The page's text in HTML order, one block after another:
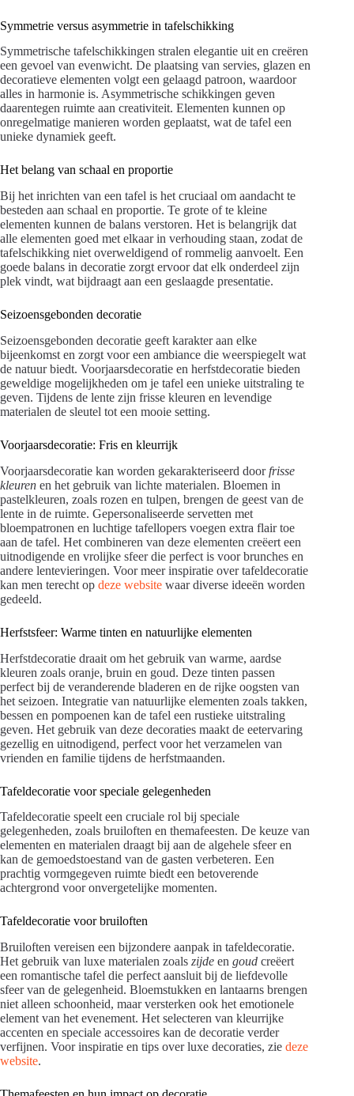
Symmetrie versus asymmetrie in tafelschikking
Symmetrische tafelschikkingen stralen elegantie uit en creëren
een gevoel van evenwicht. De plaatsing van servies, glazen en
decoratieve elementen volgt een gelaagd patroon, waardoor
alles in harmonie is. Asymmetrische schikkingen geven
daarentegen ruimte aan creativiteit. Elementen kunnen op
onregelmatige manieren worden geplaatst, wat de tafel een
unieke dynamiek geeft.
Het belang van schaal en proportie
Bij het inrichten van een tafel is het cruciaal om aandacht te
besteden aan schaal en proportie. Te grote of te kleine
elementen kunnen de balans verstoren. Het is belangrijk dat
alle elementen goed met elkaar in verhouding staan, zodat de
tafelschikking niet overweldigend of rommelig aanvoelt. Een
goede balans in decoratie zorgt ervoor dat elk onderdeel zijn
plek vindt, wat bijdraagt aan een geslaagde presentatie.
Seizoensgebonden decoratie
Seizoensgebonden decoratie geeft karakter aan elke
bijeenkomst en zorgt voor een ambiance die weerspiegelt wat
de natuur biedt. Voorjaarsdecoratie en herfstdecoratie bieden
geweldige mogelijkheden om je tafel een unieke uitstraling te
geven. Tijdens de lente zijn frisse kleuren en levendige
materialen de sleutel tot een mooie setting.
Voorjaarsdecoratie: Fris en kleurrijk
Voorjaarsdecoratie kan worden gekarakteriseerd doorfrisse
kleuren en het gebruik van lichte materialen. Bloemen in
pastelkleuren, zoals rozen en tulpen, brengen de geest van de
lente in de ruimte. Gepersonaliseerde servetten met
bloempatronen en luchtige tafellopers voegen extra flair toe
aan de tafel. Het combineren van deze elementen creëert een
uitnodigende en vrolijke sfeer die perfect is voor brunches en
andere lentevieringen. Voor meer inspiratie over tafeldecoratie
kan men terecht op deze website waar diverse ideeën worden
gedeeld.
Herfstsfeer: Warme tinten en natuurlijke elementen
Herfstdecoratie draait om het gebruik van warme, aardse
kleuren zoals oranje, bruin en goud. Deze tinten passen
perfect bij de veranderende bladeren en de rijke oogsten van
het seizoen. Integratie van natuurlijke elementen zoals takken,
bessen en pompoenen kan de tafel een rustieke uitstraling
geven. Het gebruik van deze decoraties maakt de eetervaring
gezellig en uitnodigend, perfect voor het verzamelen van
vrienden en familie tijdens de herfstmaanden.
Tafeldecoratie voor speciale gelegenheden
Tafeldecoratie speelt een cruciale rol bij speciale
gelegenheden, zoals bruiloften en themafeesten. De keuze van
elementen en materialen draagt bij aan de algehele sfeer en
kan de gemoedstoestand van de gasten verbeteren. Een
prachtig vormgegeven ruimte biedt een betoverende
achtergrond voor onvergetelijke momenten.
Tafeldecoratie voor bruiloften
Bruiloften vereisen een bijzondere aanpak in tafeldecoratie.
Het gebruik van luxe materialen zoals zijde en goud creëert
een romantische tafel die perfect aansluit bij de liefdevolle
sfeer van de gelegenheid. Bloemstukken en lantaarns brengen
niet alleen schoonheid, maar versterken ook het emotionele
element van het evenement. Het selecteren van kleurrijke
accenten en speciale accessoires kan de decoratie verder
verfijnen. Voor inspiratie en tips over luxe decoraties, zie deze
website.